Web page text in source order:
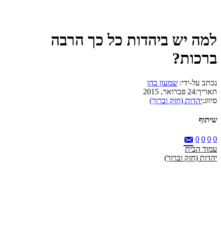
למה יש ביהדות כל כך הרבה
ברכות?
נכתב על-ידי: שמעון כהן
תאריך:24 פברואר, 2015
סיווג:יהדות (חזק וברוך)
שיתוף
0
0
0
0
עמוד הבית
יהדות (חזק וברוך)